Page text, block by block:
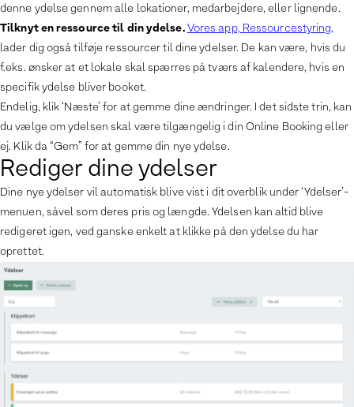
denne ydelse gennem alle lokationer, medarbejdere, eller lignende.
Tilknyt en ressource til din ydelse.Vores app, Ressourcestyring,
lader dig også tilføje ressourcer til dine ydelser. De kan være, hvis du
f.eks. ønsker at et lokale skal spærres på tværs af kalendere, hvis en
specifik ydelse bliver booket.
Endelig, klik ‘Næste’ for at gemme dine ændringer. I det sidste trin, kan
du vælge om ydelsen skal være tilgængelig i din Online Booking eller
ej. Klik da “Gem” for at gemme din nye ydelse.
Rediger dine ydelser
Dine nye ydelser vil automatisk blive vist i dit overblik under ‘Ydelser’-
menuen, såvel som deres pris og længde. Ydelsen kan altid blive
redigeret igen, ved ganske enkelt at klikke på den ydelse du har
oprettet.